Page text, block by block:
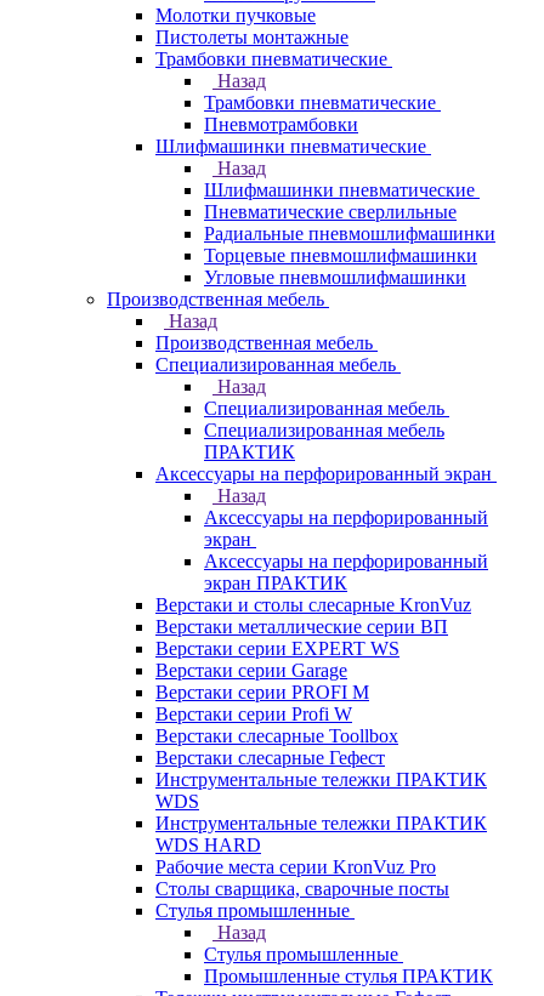
Молотки пучковые
Пистолеты монтажные
Трамбовки пневматические
Назад
Трамбовки пневматические
Пневмотрамбовки
Шлифмашинки пневматические
Назад
Шлифмашинки пневматические
Пневматические сверлильные
Радиальные пневмошлифмашинки
Торцевые пневмошлифмашинки
Угловые пневмошлифмашинки
Производственная мебель
Назад
Производственная мебель
Cпециализированная мебель
Назад
Cпециализированная мебель
Специализированная мебель
ПРАКТИК
Аксессуары на перфорированный экран
Назад
Аксессуары на перфорированный
экран
Аксессуары на перфорированный
экран ПРАКТИК
Верстаки и столы слесарные KronVuz
Верстаки металлические серии ВП
Верстаки серии EXPERT WS
Верстаки серии Garage
Верстаки серии PROFI M
Верстаки серии Profi W
Верстаки слесарные Toollbox
Верстаки слесарные Гефест
Инструментальные тележки ПРАКТИК
WDS
Инструментальные тележки ПРАКТИК
WDS HARD
Рабочие места серии KronVuz Pro
Столы сварщика, сварочные посты
Стулья промышленные
Назад
Стулья промышленные
Промышленные стулья ПРАКТИК